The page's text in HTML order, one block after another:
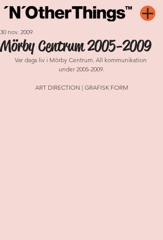
Mörby Centrum 2005-2009
30 nov. 2009
Var dags liv i Mörby Centrum. All kommunikation
under 2005-2009.
ART DIRECTION | GRAFISK FORM